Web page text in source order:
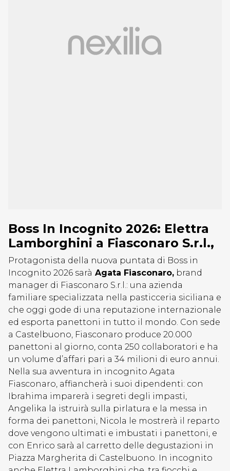
Boss In Incognito 2026: Elettra
Lamborghini a Fiasconaro S.r.l.,
Protagonista della nuova puntata di Boss in
Incognito 2026 sarà Agata Fiasconaro, brand
manager di Fiasconaro S.r.l.: una azienda
familiare specializzata nella pasticceria siciliana e
che oggi gode di una reputazione internazionale
ed esporta panettoni in tutto il mondo. Con sede
a Castelbuono, Fiasconaro produce 20.000
panettoni al giorno, conta 250 collaboratori e ha
un volume d’affari pari a 34 milioni di euro annui.
Nella sua avventura in incognito Agata
Fiasconaro, affiancherà i suoi dipendenti: con
Ibrahima imparerà i segreti degli impasti,
Angelika la istruirà sulla pirlatura e la messa in
forma dei panettoni, Nicola le mostrerà il reparto
dove vengono ultimati e imbustati i panettoni, e
con Enrico sarà al carretto delle degustazioni in
Piazza Margherita di Castelbuono. In incognito